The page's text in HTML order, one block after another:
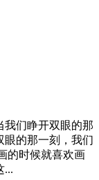
我们睁开双眼的那
眼的那一刻，我们
的时候就喜欢画
...